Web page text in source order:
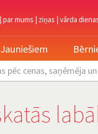
| par mums | ziņas | vārda
Jauniešiem
pēc cenas, saņēmēja